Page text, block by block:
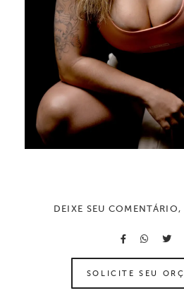
DEIXE SEU
SOLICITE SEU